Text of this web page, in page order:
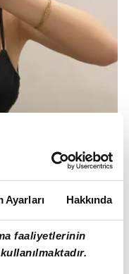
Ayarları Hakkında
faaliyetlerinin